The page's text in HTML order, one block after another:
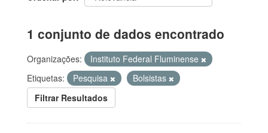
1 conjunto de dados encontrado
Organizações:
Instituto Federal Fluminense
Etiquetas:
Pesquisa
Bolsistas
Filtrar Resultados